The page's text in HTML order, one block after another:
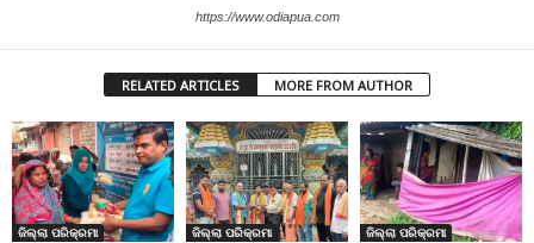
https://www.odiapua.com
RELATED ARTICLES MORE FROM AUTHOR
ଜିଲ୍ଲା ପରିକ୍ରମା ଜିଲ୍ଲା ପରିକ୍ରମା ଜିଲ୍ଲା ପରିକ୍ରମା